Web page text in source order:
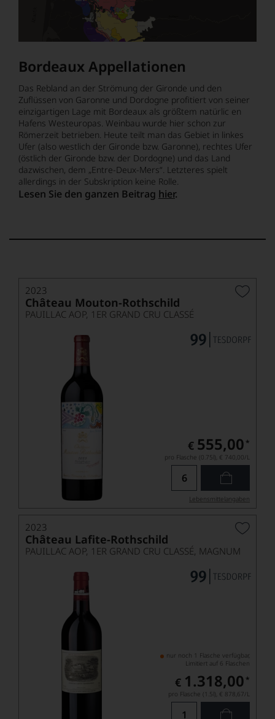
Bordeaux Appellationen
Das Rebland an der Strömung der Gironde und den
Zuflüssen von Garonne und Dordogne profitiert von seiner
einzigartigen Lage mit Bordeaux als größtem natürlic en
Hafens Westeuropas. Weinbau wurde hier schon zur
Römerzeit betrieben. Heute teilt man das Gebiet in linkes
Ufer (also westlich der Gironde bzw. Garonne), rechtes Ufer
(östlich der Gironde bzw. der Dordogne) und das Land
dazwischen, dem „Entre-Deux-Mers“. Letzteres spielt
allerdings in der Subskription keine Rolle.
Lesen Sie den ganzen Beitrag hier.
2023
Château Mouton-Rothschild
PAUILLAC AOP, 1ER GRAND CRU CLASSÉ
€ 555,00 *
pro Flasche (0.75l), € 740,00/L
Lebensmittel­angaben
2023
Château Lafite-Rothschild
PAUILLAC AOP, 1ER GRAND CRU CLASSÉ, MAGNUM
nur noch 1 Flasche verfügbar,
Limitiert auf 6 Flaschen
€ 1.318,00 *
pro Flasche (1.5l), € 878,67/L